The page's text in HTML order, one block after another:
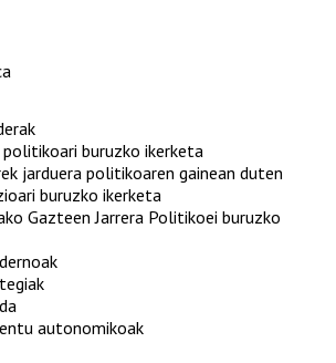
politikoari buruzko ikerketa
jarduera politikoaren gainean duten
buruzko ikerketa
Gazteen Jarrera Politikoei buruzko
autonomikoak